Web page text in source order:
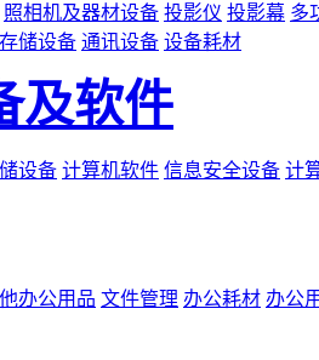
照相机及器材设备 投影仪 投影幕 多
储设备 通讯设备 设备耗材
及软件
设备 计算机软件 信息安全设备 计
办公用品 文件管理 办公耗材 办公